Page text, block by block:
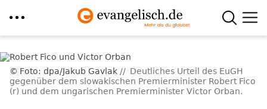
zum
InhaltFoto: dpa/Jakub Gavlak
Deutliches Urteil des EuGH
gegenüber dem slowakischen Premierminister Robert Fico
(r) und dem ungarischen Premierminister Victor Orban.